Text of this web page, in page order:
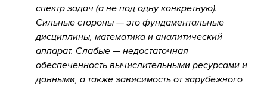
спектр задач (а не под одну конкретную).
Сильные стороны — это фундаментальные
дисциплины, математика и аналитический
аппарат. Слабые — недостаточная
обеспеченность вычислительными ресурсами и
данными, а также зависимость от зарубежного